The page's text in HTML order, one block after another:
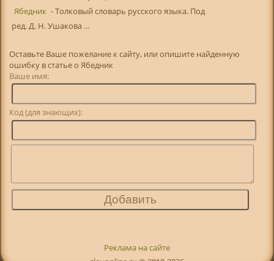
Ябедник - Толковый словарь русского языка. Под
ред. Д. Н. Ушакова ...
Оставьте Ваше пожелание к сайту, или опишите найденную
ошибку в статье о Ябедник
Ваше имя:
Код (для знающих):
Реклама на сайте